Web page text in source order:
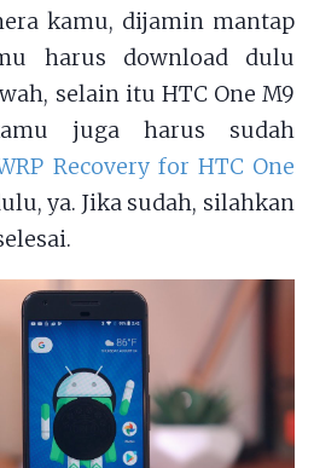
kamu, dijamin mantap
harus download dulu
selain itu HTC One M9
juga harus sudah
Recovery for HTC One
ya. Jika sudah, silahkan